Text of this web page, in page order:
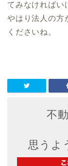
てみなければい
やはり法人の方
くださいね。
不
思うよ